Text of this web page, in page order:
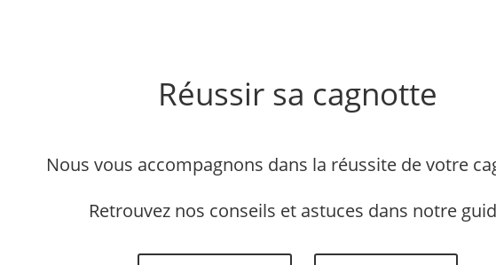
Réussir sa cagnotte
Nous vous accompagnons dans la réussite de votre
Retrouvez nos conseils et astuces dans notre